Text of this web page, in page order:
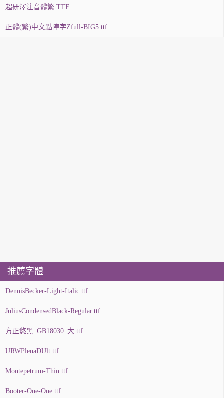
超研澤注音體繁.TTF
正體(繁)中文點陣字Zfull-BIG5.ttf
推薦字體
DennisBecker-Light-Italic.ttf
JuliusCondensedBlack-Regular.ttf
方正悠黑_GB18030_大.ttf
URWPlenaDUlt.ttf
Montepetrum-Thin.ttf
Booter-One-One.ttf